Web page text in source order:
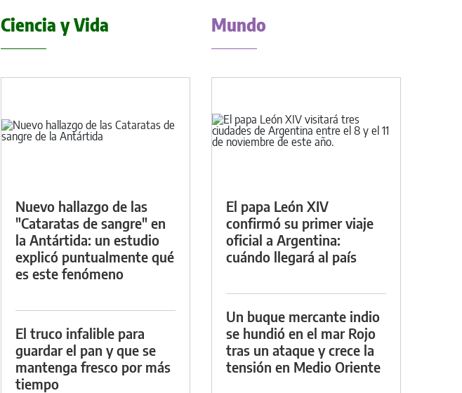
Ciencia y Vida
Nuevo hallazgo de las
"Cataratas de sangre" en
la Antártida: un estudio
explicó puntualmente qué
es este fenómeno
El truco infalible para
guardar el pan y que se
mantenga fresco por más
tiempo
Mundo
El papa León XIV
confirmó su primer viaje
oficial a Argentina:
cuándo llegará al país
Un buque mercante indio
se hundió en el mar Rojo
tras un ataque y crece la
tensión en Medio Oriente